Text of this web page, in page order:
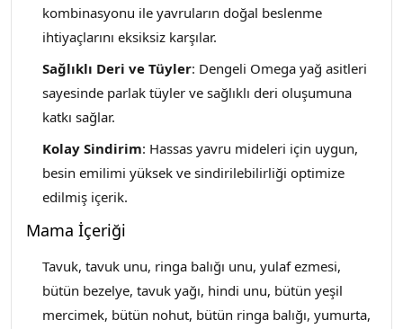
kombinasyonu ile yavruların doğal beslenme
ihtiyaçlarını eksiksiz karşılar.
Sağlıklı Deri ve Tüyler: Dengeli Omega yağ asitleri
sayesinde parlak tüyler ve sağlıklı deri oluşumuna
katkı sağlar.
Kolay Sindirim: Hassas yavru mideleri için uygun,
besin emilimi yüksek ve sindirilebilirliği optimize
edilmiş içerik.
Mama İçeriği
Tavuk, tavuk unu, ringa balığı unu, yulaf ezmesi,
bütün bezelye, tavuk yağı, hindi unu, bütün yeşil
mercimek, bütün nohut, bütün ringa balığı, yumurta,